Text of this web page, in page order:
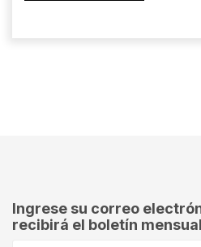
Ingrese su correo
recibirá el boletín mensual